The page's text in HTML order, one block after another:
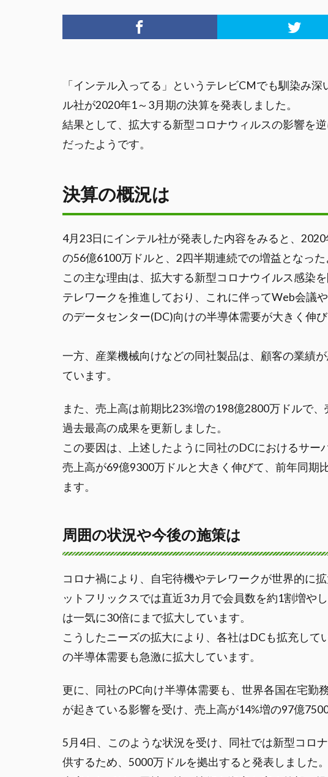
「インテル入ってる」というテレビCMでも馴染み
ル社が2020年1～3月期の決算を発表しました。
結果として、拡大する新型コロナウィルスの影響を
だったようです。
決算の概況は
4月23日にインテル社が発表した内容をみると、
の56億6100万ドルと、2四半期連続での増益となった
この主な理由は、拡大する新型コロナウイルス感染
テレワークを推進しており、これに伴ってWeb会議
のデータセンター(DC)向けの半導体需要が大きく伸
一方、産業機械向けなどの同社製品は、顧客の業績
ています。
また、売上高は前期比23%増の198億2800万ドルで
過去最高の成果を更新しました。
この要因は、上述したように同社のDCにおけるサー
売上高が69億9300万ドルと大きく伸びて、前年同期
ます。
周囲の状況や今後の施策は
コロナ禍により、自宅待機やテレワークが世界的に
ットフリックスでは直近3カ月で会員数を約1割増や
は一気に30倍にまで拡大しています。
こうしたニーズの拡大により、各社はDCも拡充して
の半導体需要も急激に拡大しています。
更に、同社のPC向け半導体需要も、世界各国在宅勤
が起きている影響を受け、売上高が14%増の97億
5月4日、このような状況を受け、同社では新型コロ
供するため、5000万ドルを拠出すると発表しました。